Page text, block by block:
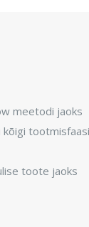
meetodi jaoks
toote jaoks